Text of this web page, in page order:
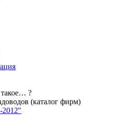
такое… ?
(каталог фирм)
2012"